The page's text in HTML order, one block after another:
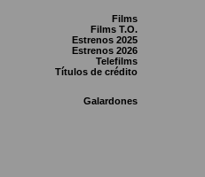
Films
Films T.O.
Estrenos 2025
Estrenos 2026
Telefilms
Títulos de crédito
Galardones